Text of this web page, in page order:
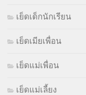
เย็ดเด็กนักเรียน
เย็ดเมียเพื่อน
เย็ดแม่เพื่อน
เย็ดแม่เลี้ยง